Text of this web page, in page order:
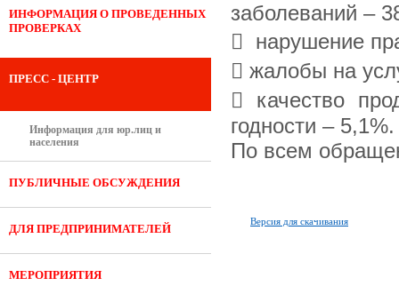
ИНФОРМАЦИЯ О ПРОВЕДЕННЫХ
ПРОВЕРКАХ
ПРЕСС - ЦЕНТР
Информация для юр.лиц и
населения
ПУБЛИЧНЫЕ ОБСУЖДЕНИЯ
ДЛЯ ПРЕДПРИНИМАТЕЛЕЙ
МЕРОПРИЯТИЯ
заболеваний –
 нарушение
 жалобы на
 качество
годности – 5,1%.
По всем
Версия для скачивания